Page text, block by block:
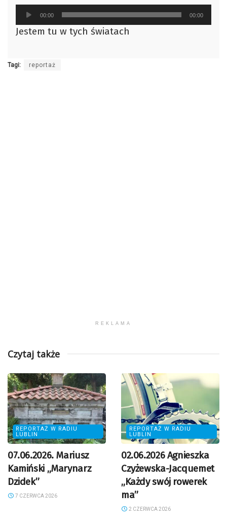
Odtwarzacz
plików
dźwiękowych
00:00 00:00
Jestem tu w tych światach
Tagi: reportaż
REKLAMA
Czytaj także
REPORTAŻ W RADIU
LUBLIN
07.06.2026. Mariusz
Kamiński „Marynarz
Dzidek”
7 CZERWCA 2026
REPORTAŻ W RADIU
LUBLIN
02.06.2026 Agnieszka
Czyżewska-Jacquemet
„Każdy swój rowerek
ma”
2 CZERWCA 2026